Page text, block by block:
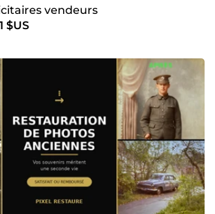
vendeurs
$US